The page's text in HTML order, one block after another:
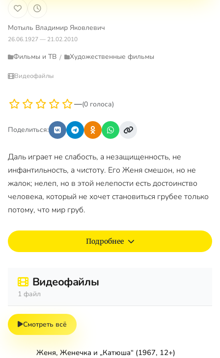
Мотыль Владимир Яковлевич
26.06.1927 — 21.02.2010
Фильмы и ТВ / Художественные фильмы
Видеофайлы
—(0 голоса)
Поделиться:
Даль играет не слабость, а незащищенность, не
инфантильность, а чистоту. Его Женя смешон, но не
жалок; нелеп, но в этой нелепости есть достоинство
человека, который не хочет становиться грубее только
потому, что мир груб.
Подробнее
Видеофайлы
1 файл
Смотреть всё
Женя, Женечка и „Катюша“ (1967, 12+)